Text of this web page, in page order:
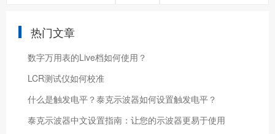
热门文章
数字万用表的Live档如何使用？
LCR测试仪如何校准
什么是触发电平？泰克示波器如何设置触发电平？
泰克示波器中文设置指南：让您的示波器更易于使用